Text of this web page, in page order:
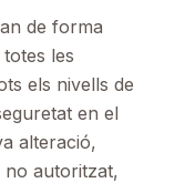
de forma
les
els nivells de
en el
alteració,
autoritzat,